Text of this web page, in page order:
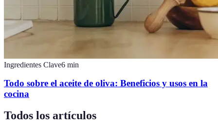
Ingredientes Clave6 min
Todo sobre el aceite de oliva: Beneficios y usos en la
cocina
Todos los artículos